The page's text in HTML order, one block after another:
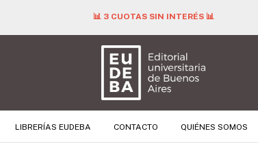
📊 3 CUOTAS SIN INTERÉS 📊
LIBRERÍAS EUDEBA CONTACTO QUIÉNES SOMOS